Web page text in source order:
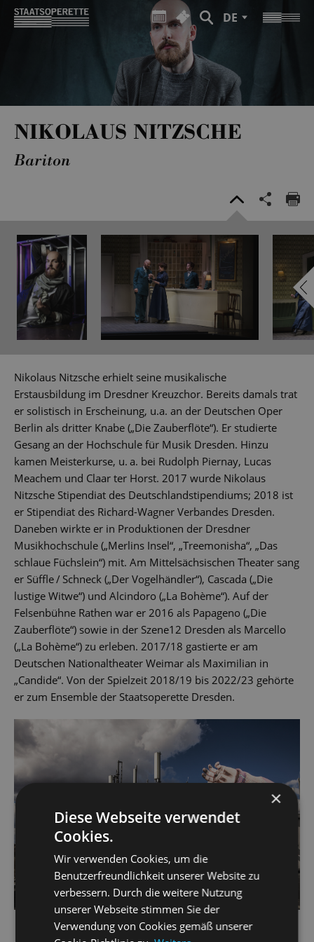
DE
NIKOLAUS NITZSCHE
Bariton
Nikolaus Nitzsche erhielt seine musikalische
Erstausbildung im Dresdner Kreuzchor. Bereits damals trat
er solistisch in Erscheinung, u.a. an der Deutschen Oper
Berlin als dritter Knabe („Die Zauberflöte“). Er studierte
Gesang an der Hochschule für Musik Dresden. Hinzu
kamen Meisterkurse, u. a. bei Rudolph Piernay, Lucas
Meachem und Claar ter Horst. 2017 wurde Nikolaus
Nitzsche Stipendiat des Deutschlandstipendiums; 2018 ist
er Stipendiat des Richard-Wagner Verbandes Dresden.
Daneben wirkte er in Produktionen der Dresdner
Musikhochschule („Merlins Insel“, „Treemonisha“, „Das
schlaue Füchslein“) mit. Am Mittelsächsischen Theater sang
er Süffle / Schneck („Der Vogelhändler“), Cascada („Die
lustige Witwe“) und Alcindoro („La Bohème“). Auf der
Felsenbühne Rathen war er 2016 als Papageno („Die
Zauberflöte“) sowie in der Szene12 Dresden als Marcello
(„La Bohème“) zu erleben. 2017/18 gastierte er am
Deutschen Nationaltheater Weimar als Maximilian in
„Candide“. Von der Spielzeit 2018/19 bis 2022/23 gehörte
er zum Ensemble der Staatsoperette Dresden.
×
Diese Webseite verwendet
Cookies.
Wir verwenden Cookies, um die
Benutzerfreundlichkeit unserer Website zu
verbessern. Durch die weitere Nutzung
unserer Webseite stimmen Sie der
Verwendung von Cookies gemäß unserer